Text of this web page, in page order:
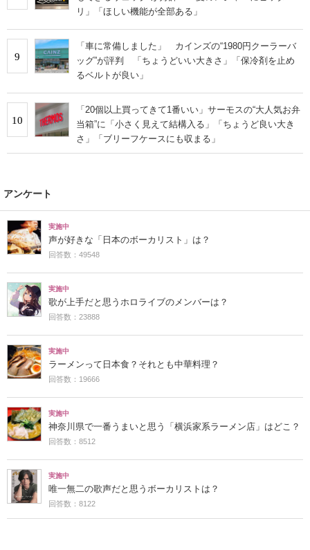
リ」「ほしい機能が全部ある」
9
「車に常備しました」 カインズの“1980円クーラーバ
ッグ”が評判 「ちょうどいい大きさ」「保冷剤を止め
るベルトが良い」
10
「20個以上買ってきて1番いい」サーモスの“大人気お弁
当箱”に「小さく見えて結構入る」「ちょうど良い大き
さ」「ブリーフケースにも収まる」
アンケート
実施中
声が好きな「日本のボーカリスト」は？
回答数：49548
実施中
歌が上手だと思うホロライブのメンバーは？
回答数：23888
実施中
ラーメンって日本食？それとも中華料理？
回答数：19666
実施中
神奈川県で一番うまいと思う「横浜家系ラーメン店」はどこ？
回答数：8512
実施中
唯一無二の歌声だと思うボーカリストは？
回答数：8122